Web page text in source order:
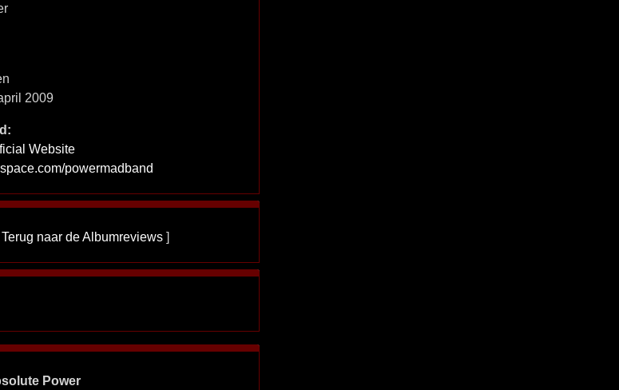
2009
Website
powermadband
Terug naar de Albumreviews ]
Power